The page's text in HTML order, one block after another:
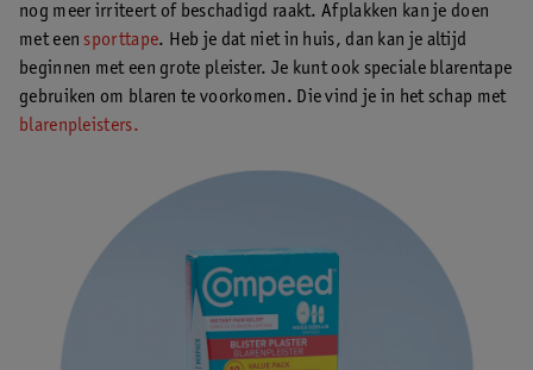
nog meer irriteert of beschadigd raakt. Afplakken kan je doen
met een sporttape. Heb je dat niet in huis, dan kan je altijd
beginnen met een grote pleister. Je kunt ook speciale blarentape
gebruiken om blaren te voorkomen. Die vind je in het schap met
blarenpleisters.